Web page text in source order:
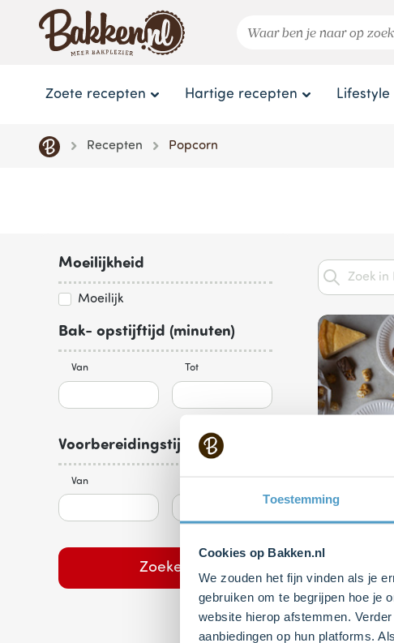
Toestemming
Cookies op Bakken.nl
We zouden het fijn vinden als je
gebruiken om te begrijpen hoe je
website hierop afstemmen.
aanbiedingen op hun platforms.
Zoete recepten Hartige recepten
Recepten Popcorn
Moeilijkheid
Moeilijk
Bak- opstijftijd (minuten)
Van Tot
Voorbereidingstijd (minuten)
Van
Zoeken